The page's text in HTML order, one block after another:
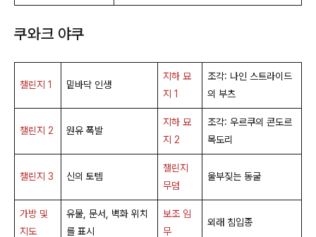
쿠와크 야쿠
챌린지 1 밑바닥 인생
지하 묘
지 1
조각: 나인 스트라이드
의 부츠
챌린지 2 원유 폭발
지하 묘
지 2
조각: 우르쿠의 콘도르
목도리
챌린지 3 신의 토템
챌린지
무덤
울부짖는 동굴
가방 및
지도
유물, 문서, 벽화 위치
를 표시
보조 임
무
외래 침입종